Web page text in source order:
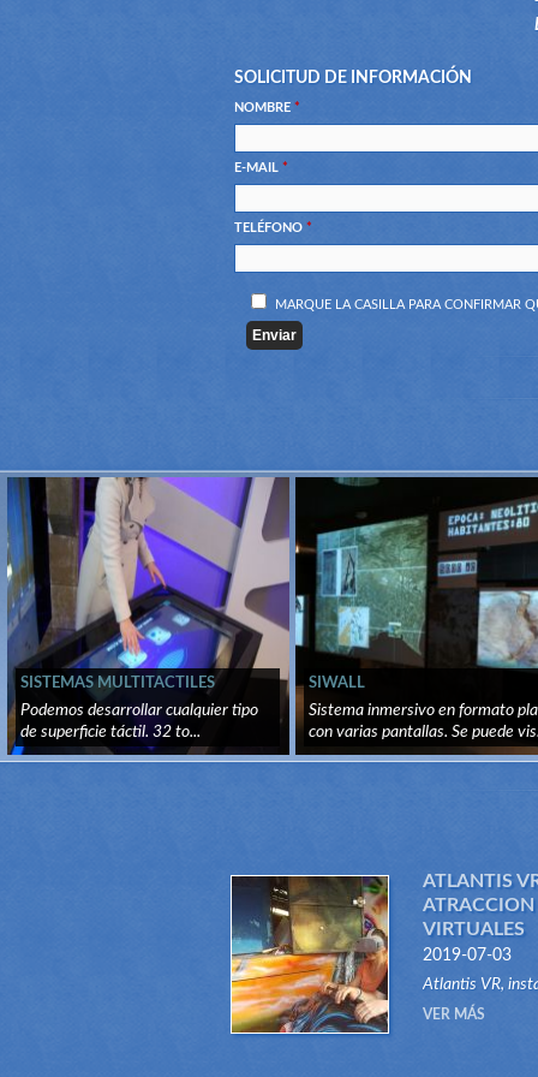
SOLICITUD DE INFORMACIÓN
NOMBRE *
E-MAIL *
TELÉFONO *
MARQUE LA CASILLA PARA CONFIRMAR
SISTEMAS MULTITACTILES
Podemos desarrollar cualquier tipo
de superficie táctil. 32 to...
SIWALL
Sistema inmersivo en formato
con varias pantallas. Se puede
ATLANTIS
ATRACCION
VIRTUALES
2019-07-03
Atlantis VR,
atracción del
VER MÁS